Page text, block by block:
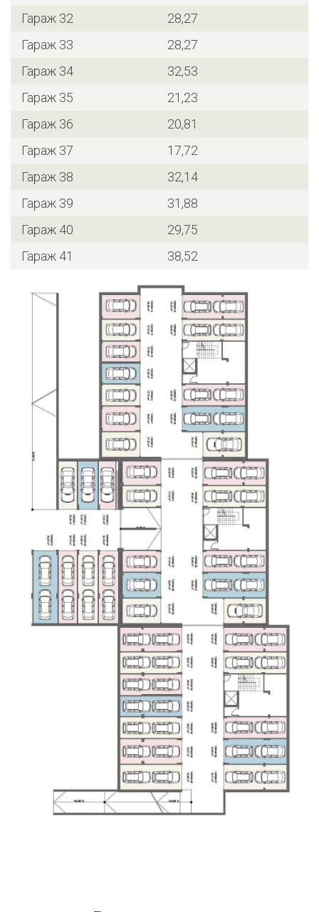
Гараж 32
28,27
Гараж 33
28,27
Гараж 34
32,53
Гараж 35
21,23
Гараж 36
20,81
Гараж 37
17,72
Гараж 38
32,14
Гараж 39
31,88
Гараж 40
29,75
Гараж 41
38,52